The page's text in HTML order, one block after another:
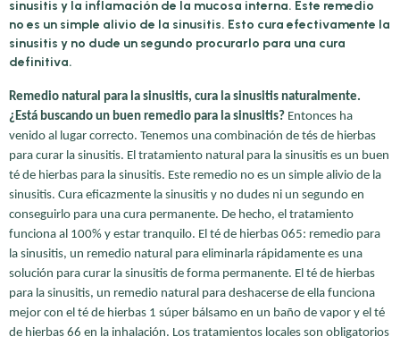
sinusitis y la inflamación de la mucosa interna. Este remedio
no es un simple alivio de la sinusitis. Esto cura efectivamente la
sinusitis y no dude un segundo procurarlo para una cura
definitiva.
Remedio natural para la sinusitis, cura la sinusitis naturalmente.
¿Está buscando un buen remedio para la sinusitis? Entonces ha
venido al lugar correcto. Tenemos una combinación de tés de hierbas
para curar la sinusitis. El tratamiento natural para la sinusitis es un buen
té de hierbas para la sinusitis. Este remedio no es un simple alivio de la
sinusitis. Cura eficazmente la sinusitis y no dudes ni un segundo en
conseguirlo para una cura permanente. De hecho, el tratamiento
funciona al 100% y estar tranquilo. El té de hierbas 065: remedio para
la sinusitis, un remedio natural para eliminarla rápidamente es una
solución para curar la sinusitis de forma permanente. El té de hierbas
para la sinusitis, un remedio natural para deshacerse de ella funciona
mejor con el té de hierbas 1 súper bálsamo en un baño de vapor y el té
de hierbas 66 en la inhalación. Los tratamientos locales son obligatorios